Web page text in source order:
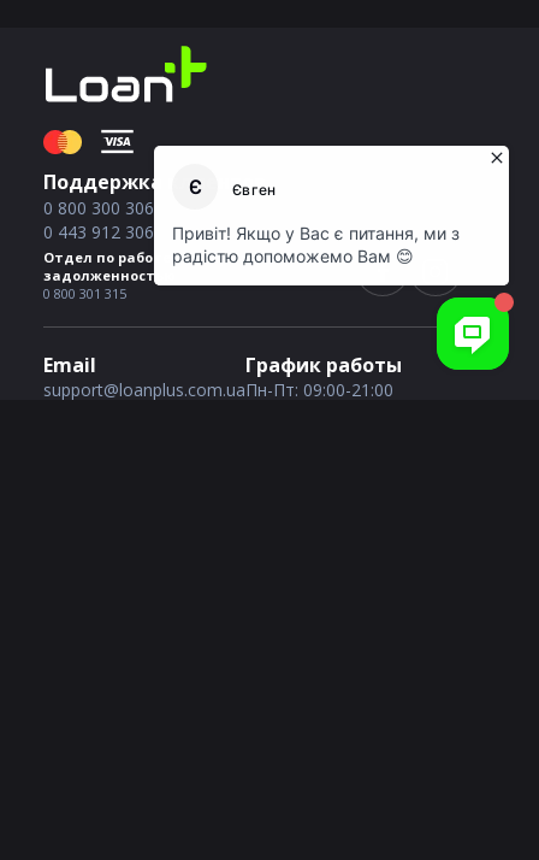
Поддержка клиентов
0 800 300 306
0 443 912 306
Отдел по работе с просроченной
задолженностью
0 800 301 315
График работы
Пн-Пт: 09:00-21:00
Email
support@loanplus.com.ua